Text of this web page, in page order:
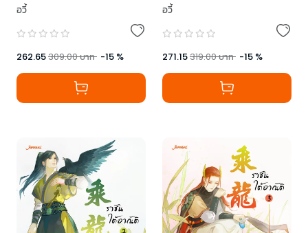
อวี้
262.65309.00บาท -15 %
อวี้
271.15319.00บาท -15 %